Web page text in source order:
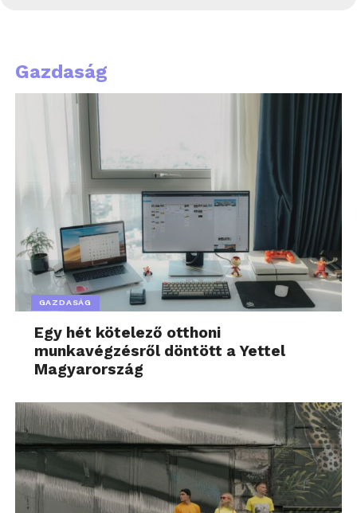
Gazdaság
GAZDASÁG
Egy hét kötelező otthoni
munkavégzésről döntött a Yettel
Magyarország